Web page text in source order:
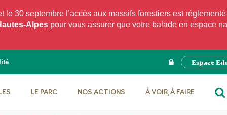
30 septembre l’accès aux massifs forestiers est
Alpes pour vous assurer que votre balade en espace
Espace
LE PARC NOS ACTIONS
À VOIR, À FAIRE